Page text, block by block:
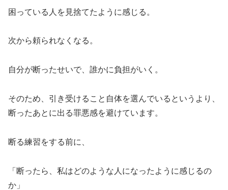
困っている人を見捨てたように感じる。
次から頼られなくなる。
自分が断ったせいで、誰かに負担がいく。
そのため、引き受けること自体を選んでいるというより、
断ったあとに出る罪悪感を避けています。
断る練習をする前に、
「断ったら、私はどのような人になったように感じるの
か」